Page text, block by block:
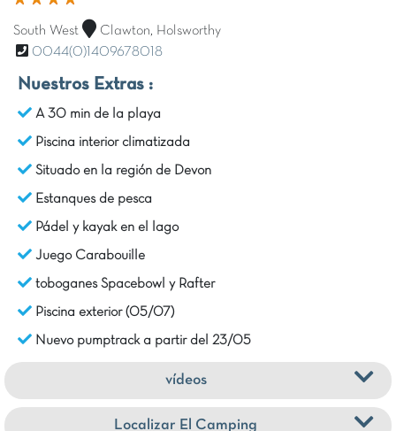
South West
Clawton, Holsworthy
0044(0)1409678018
Nuestros Extras :
A 30 min de la playa
Piscina interior climatizada
Situado en la región de Devon
Estanques de pesca
Pádel y kayak en el lago
Juego Carabouille
toboganes Spacebowl y Rafter
Piscina exterior (05/07)
Nuevo pumptrack a partir del 23/05
vídeos
Localizar El Camping